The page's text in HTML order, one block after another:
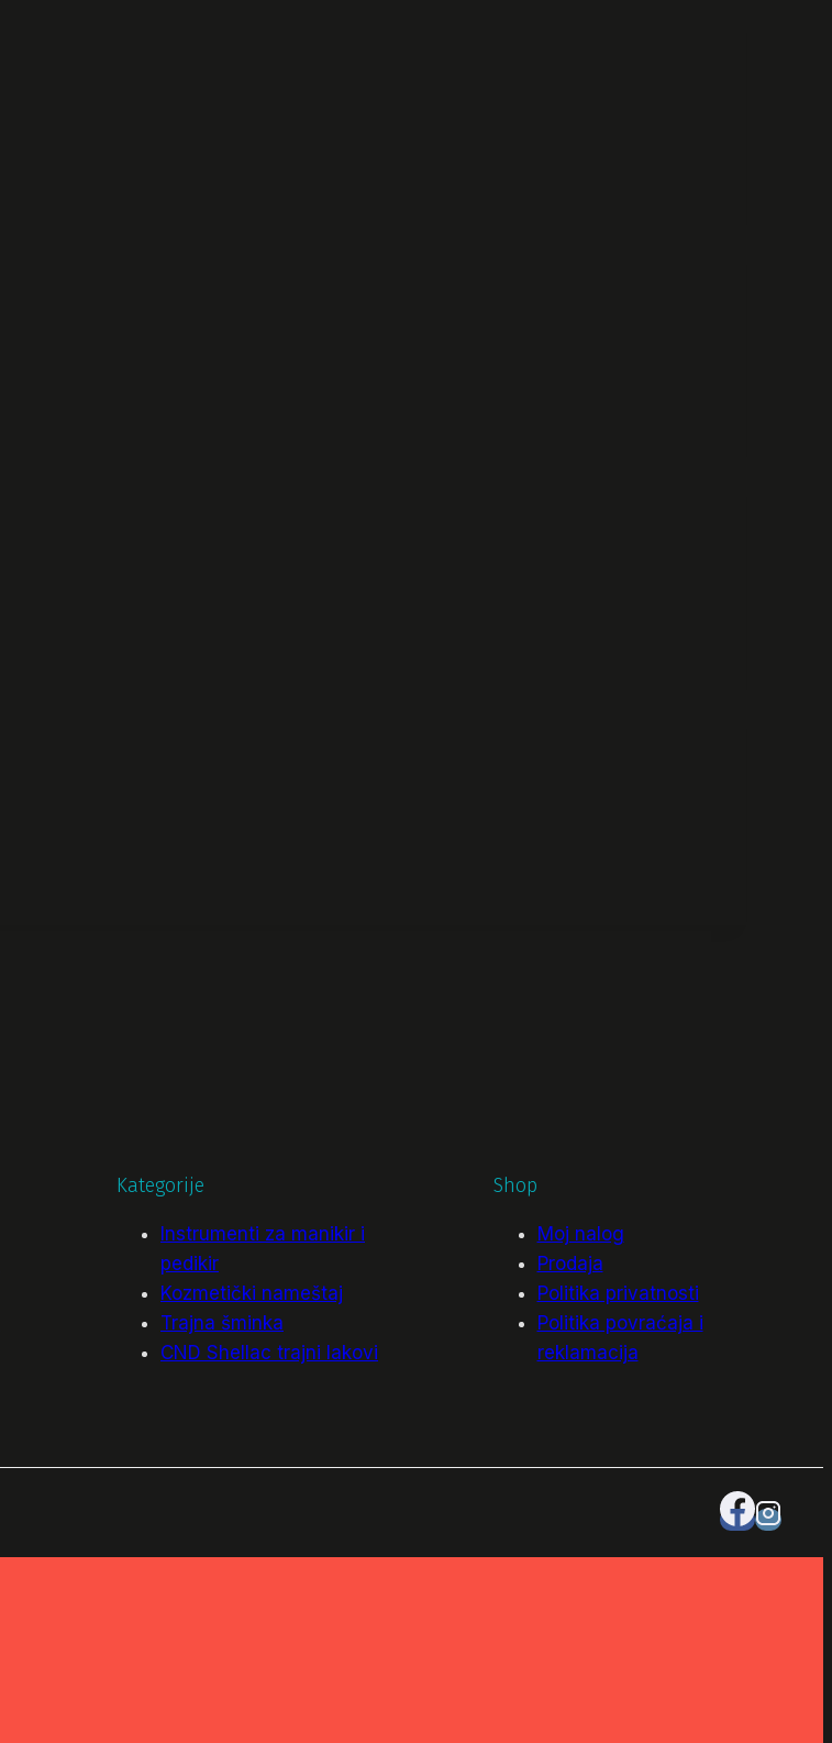
Kategorije
Instrumenti za manikir i
pedikir
Kozmetički nameštaj
Trajna šminka
CND Shellac trajni lakovi
Shop
Moj nalog
Prodaja
Politika privatnosti
Politika povraćaja i
reklamacija